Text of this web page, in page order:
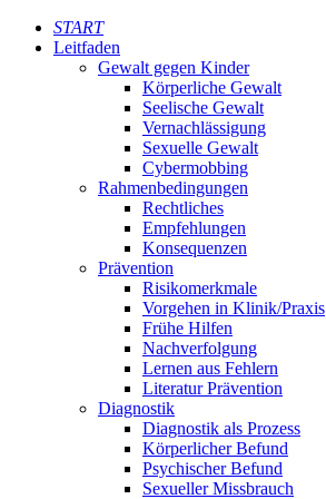
START
Leitfaden
Gewalt gegen Kinder
Körperliche Gewalt
Seelische Gewalt
Vernachlässigung
Sexuelle Gewalt
Cybermobbing
Rahmenbedingungen
Rechtliches
Empfehlungen
Konsequenzen
Prävention
Risikomerkmale
Vorgehen in Klinik/Praxis
Frühe Hilfen
Nachverfolgung
Lernen aus Fehlern
Literatur Prävention
Diagnostik
Diagnostik als Prozess
Körperlicher Befund
Psychischer Befund
Sexueller Missbrauch